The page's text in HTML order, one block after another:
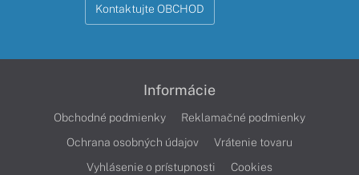
Kontaktujte OBCHOD
Informácie
Obchodné podmienky
Reklamačné podmienky
Ochrana osobných údajov
Vrátenie tovaru
Vyhlásenie o prístupnosti
Cookies